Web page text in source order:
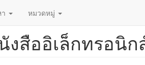
หมวดหมู่
สืออิเล็กทรอนิก